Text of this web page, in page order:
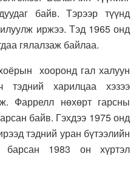
байв. Тэрээр түүнд
иржээ. Тэд 1965 онд
гялалзаж байлаа.
хооронд гал халуун
тэдний харилцаа хэзээ
Фаррелл нөхөрт гарсны
байв. Гэхдээ 1975 онд
тэдний уран бүтээлийн
барсан 1983 он хүртэл